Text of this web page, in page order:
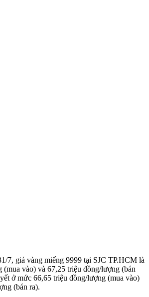
7, giá vàng miếng 9999 tại SJC TP.HCM là
(mua vào) và 67,25 triệu đồng/lượng (bán
ở mức 66,65 triệu đồng/lượng (mua vào)
(bán ra).